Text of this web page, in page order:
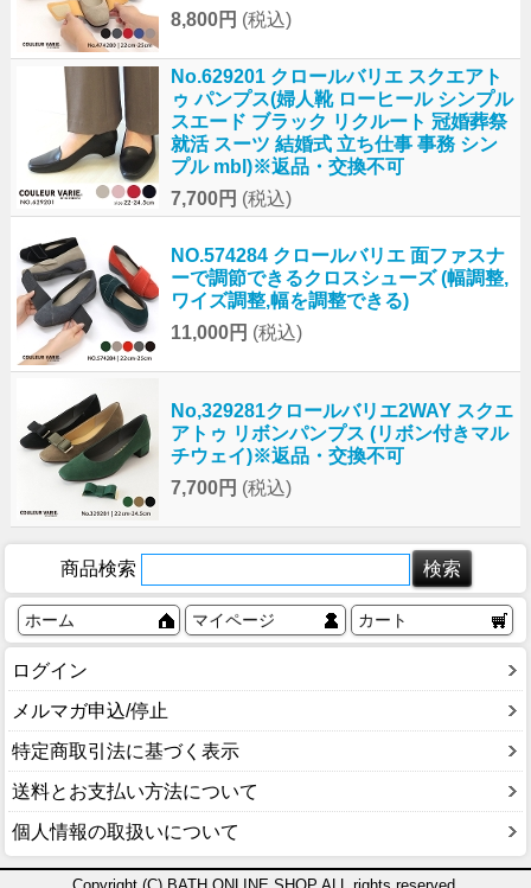
8,800円 (税込)
No.629201 クロールバリエ スクエアト
ゥ パンプス(婦人靴 ローヒール シンプル
スエード ブラック リクルート 冠婚葬祭
就活 スーツ 結婚式 立ち仕事 事務 シン
プル mbl)※返品・交換不可
7,700円 (税込)
NO.574284 クロールバリエ 面ファスナ
ーで調節できるクロスシューズ (幅調整,
ワイズ調整,幅を調整できる)
11,000円 (税込)
No,329281クロールバリエ2WAY スクエ
アトゥ リボンパンプス (リボン付きマル
チウェイ)※返品・交換不可
7,700円 (税込)
商品検索
ホーム マイページ カート
ログイン
メルマガ申込/停止
特定商取引法に基づく表示
送料とお支払い方法について
個人情報の取扱いについて